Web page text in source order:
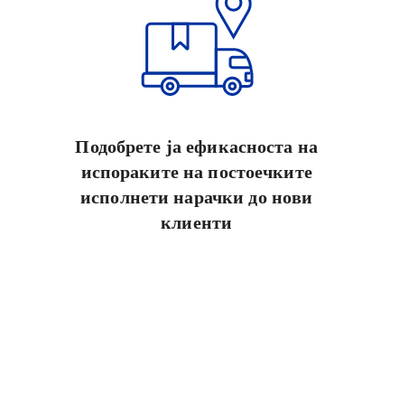
Подобрете ја ефикасноста на
испораките на постоечките
исполнети нарачки до нови
клиенти